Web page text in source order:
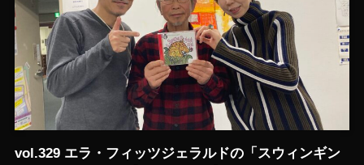
vol.329 エラ・フィッツジェラルドの「スウィンギン